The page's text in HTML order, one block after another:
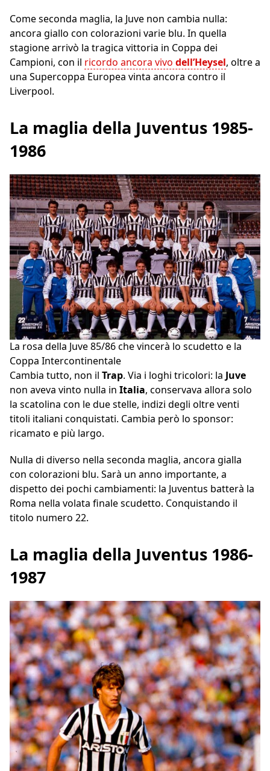
Come seconda maglia, la Juve non cambia nulla:
ancora giallo con colorazioni varie blu. In quella
stagione arrivò la tragica vittoria in Coppa dei
Campioni, con il ricordo ancora vivo dell’Heysel, oltre a
una Supercoppa Europea vinta ancora contro il
Liverpool.
La maglia della Juventus 1985-
1986
La rosa della Juve 85/86 che vincerà lo scudetto e la
Coppa Intercontinentale
Cambia tutto, non il Trap. Via i loghi tricolori: la Juve
non aveva vinto nulla in Italia, conservava allora solo
la scatolina con le due stelle, indizi degli oltre venti
titoli italiani conquistati. Cambia però lo sponsor:
ricamato e più largo.
Nulla di diverso nella seconda maglia, ancora gialla
con colorazioni blu. Sarà un anno importante, a
dispetto dei pochi cambiamenti: la Juventus batterà la
Roma nella volata finale scudetto. Conquistando il
titolo numero 22.
La maglia della Juventus 1986-
1987